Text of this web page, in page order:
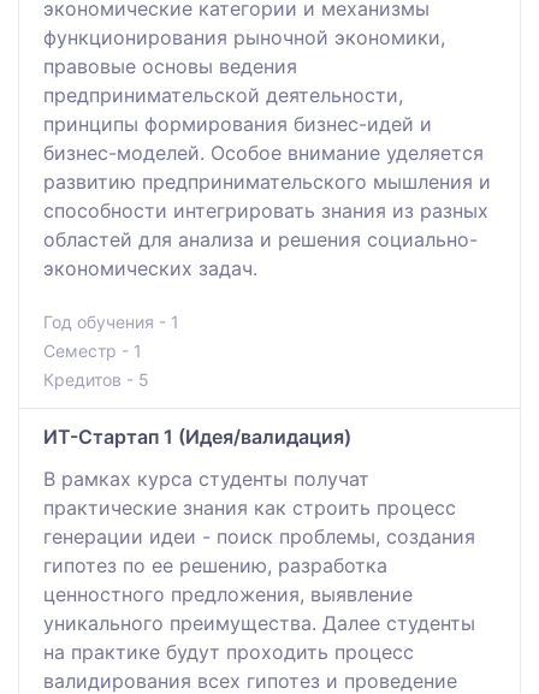
экономические категории и механизмы
функционирования рыночной экономики,
правовые основы ведения
предпринимательской деятельности,
принципы формирования бизнес-идей и
бизнес-моделей. Особое внимание уделяется
развитию предпринимательского мышления и
способности интегрировать знания из разных
областей для анализа и решения социально-
экономических задач.
Год обучения - 1
Семестр - 1
Кредитов - 5
ИТ-Стартап 1 (Идея/валидация)
В рамках курса студенты получат
практические знания как строить процесс
генерации идеи - поиск проблемы, создания
гипотез по ее решению, разработка
ценностного предложения, выявление
уникального преимущества. Далее студенты
на практике будут проходить процесс
валидирования всех гипотез и проведение